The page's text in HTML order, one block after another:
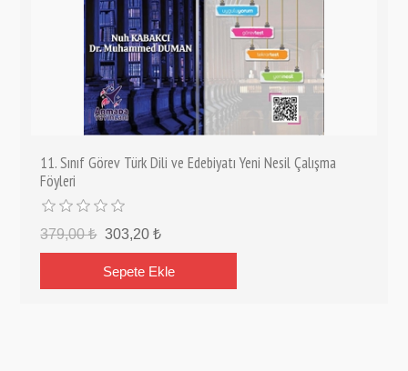
11. Sınıf Görev Türk Dili ve Edebiyatı Yeni Nesil Çalışma
Föyleri
379,00 ₺ 303,20 ₺